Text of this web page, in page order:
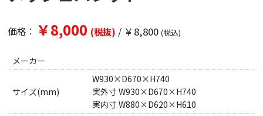
価格： ￥8,000 (税抜) / ￥8,800 (税込)
メーカー
サイズ(mm)
W930×D670×H740
実外寸 W930×D670×H740
実内寸 W880×D620×H610